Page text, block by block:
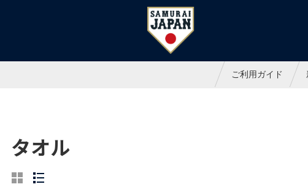
侍ジャパンオフィシャルオンラインシ
ご利用ガイド
タオル